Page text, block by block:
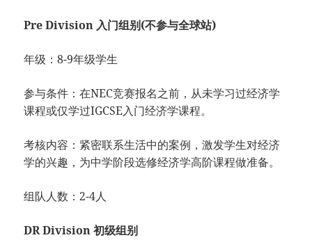
Pre Division 入门组别(不参与全球站)
年级：8-9年级学生
参与条件：在NEC竞赛报名之前，从未学习过经济学
课程或仅学过IGCSE入门经济学课程。
考核内容：紧密联系生活中的案例，激发学生对经济
学的兴趣，为中学阶段选修经济学高阶课程做准备。
组队人数：2-4人
DR Division 初级组别